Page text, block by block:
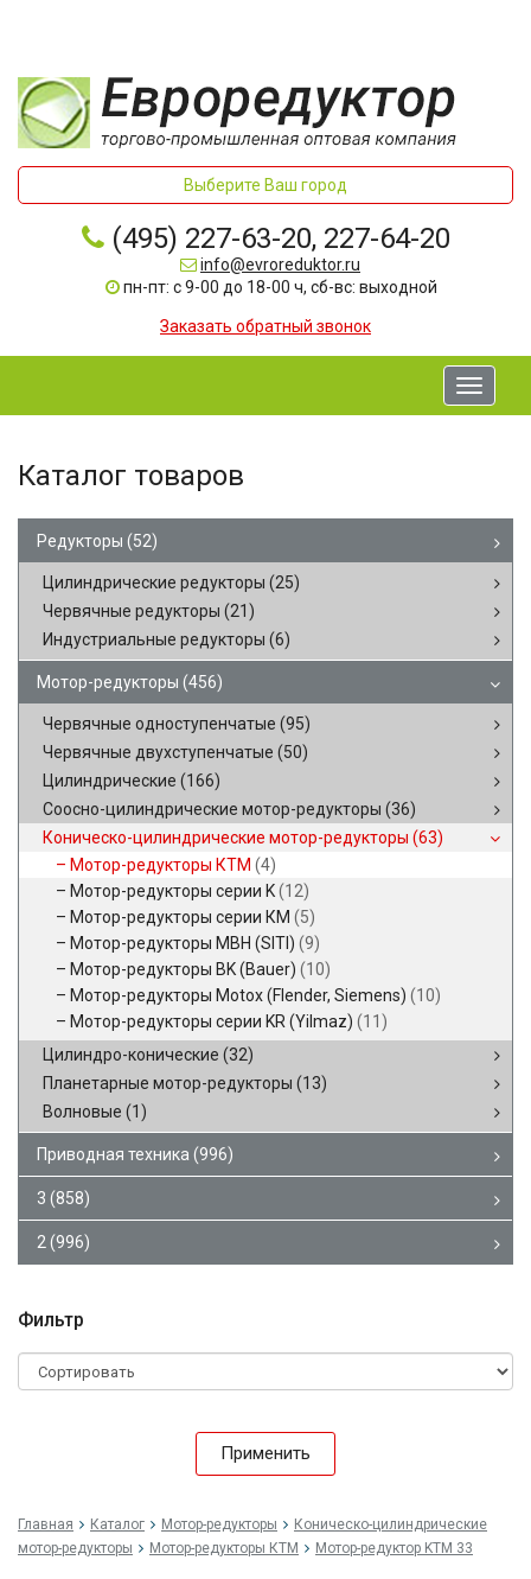
Выберите Ваш город
(495) 227-63-20, 227-64-20
info@evroreduktor.ru
пн-пт: с 9-00 до 18-00 ч, сб-вс: выходной
Заказать обратный звонок
Toggle
Каталог товаров
Редукторы (52)
Цилиндрические редукторы (25)
Червячные редукторы (21)
Индустриальные редукторы (6)
Мотор-редукторы (456)
Червячные одноступенчатые (95)
Червячные двухступенчатые (50)
Цилиндрические (166)
Соосно-цилиндрические мотор-редукторы (36)
Коническо-цилиндрические мотор-редукторы (63)
Мотор-редукторы КТМ (4)
Мотор-редукторы серии K(12)
Мотор-редукторы серии КМ (5)
Мотор-редукторы MBH (SITI) (9)
Мотор-редукторы BK (Bauer) (10)
Мотор-редукторы Motox (Flender, Siemens) (10)
Мотор-редукторы серии KR (Yilmaz) (11)
Цилиндро-конические (32)
Планетарные мотор-редукторы (13)
Волновые (1)
Приводная техника (996)
3 (858)
2 (996)
Фильтр
Применить
Главная Каталог Мотор-редукторы
Коническо-цилиндрические
мотор-редукторы
Мотор-редукторы КТМ Мотор-редуктор KTM 33